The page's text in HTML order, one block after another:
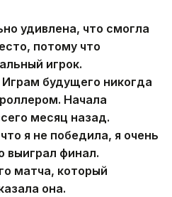
удивлена, что смогла
потому что
игрок.
будущего никогда
Начала
месяц назад.
я не победила, я очень
выиграл финал.
матча, который
она.